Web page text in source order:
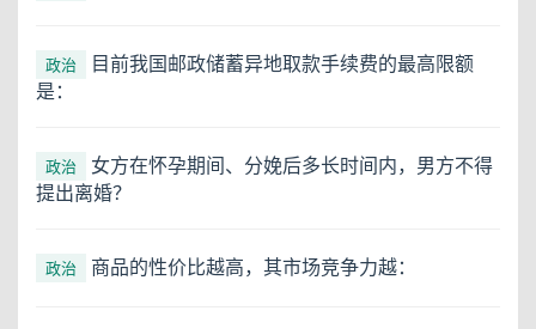
政治
目前我国邮政储蓄异地取款手续费的最高限额
是：
政治
女方在怀孕期间、分娩后多长时间内，男方不得
提出离婚？
政治 商品的性价比越高，其市场竞争力越：